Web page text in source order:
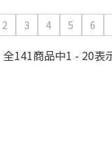
2 3 4 5 6
全141商品中1 - 20表